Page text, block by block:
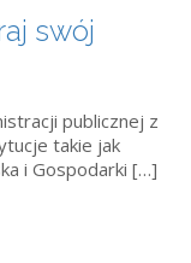
swój
publicznej z
takie jak
i Gospodarki […]